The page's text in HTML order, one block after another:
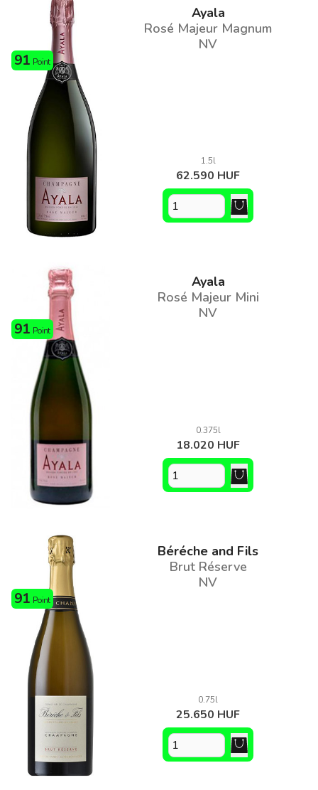
91 Point
Ayala
Rosé Majeur Magnum
NV
1.5l
62.590 HUF
91 Point
Ayala
Rosé Majeur Mini
NV
0.375l
18.020 HUF
91 Point
Béréche and Fils
Brut Réserve
NV
0.75l
25.650 HUF